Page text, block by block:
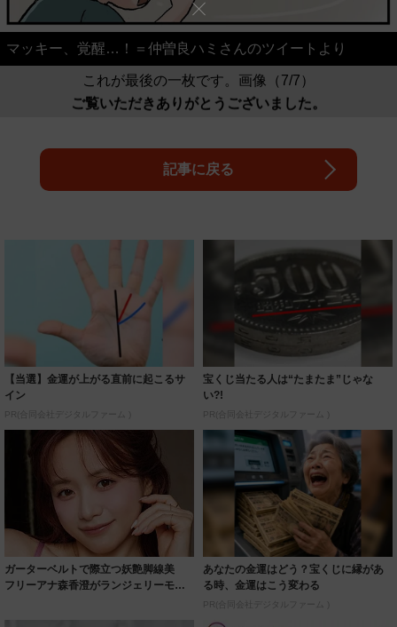
マッキー、覚醒…！＝仲曽良ハミさんのツイートより
これが最後の一枚です。画像（7/7）
ご覧いただきありがとうございました。
記事に戻る
【当選】金運が上がる直前に起こるサ
イン
PR(合同会社デジタルファーム )
宝くじ当たる人は“たまたま”じゃな
い?!
PR(合同会社デジタルファーム )
ガーターベルトで際立つ妖艶脚線美
フリーアナ森香澄がランジェリーモデ
あなたの金運はどう？宝くじに縁があ
る時、金運はこう変わる
PR(合同会社デジタルファーム )